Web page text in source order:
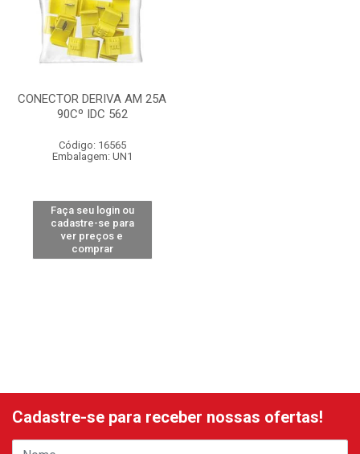
CONECTOR DERIVA AM 25A
90Cº IDC 562
Código: 16565
Embalagem: UN1
Faça seu login ou
cadastre-se para
ver preços e
comprar
Cadastre-se para receber nossas ofertas!